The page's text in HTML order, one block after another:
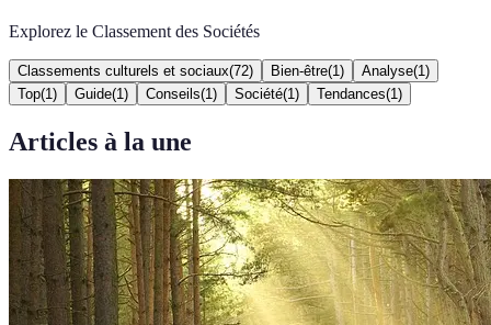
Explorez le Classement des Sociétés
Classements culturels et sociaux(72) Bien-être(1 ) Analyse(1 )
Top(1 ) Guide(1 ) Conseils(1 ) Société(1 ) Tendances(1 )
Articles à la une